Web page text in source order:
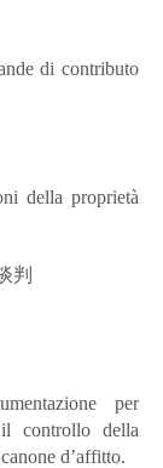
di contributo
della proprietà
判
per
controllo della
d’affitto.